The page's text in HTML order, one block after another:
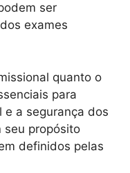
ser
exames
quanto o
para
e a segurança dos
seu propósito
definidos pelas